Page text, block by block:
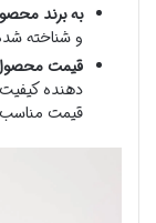
به برند
و شناخته
قیمت محصول
دهنده
قیمت مناسب